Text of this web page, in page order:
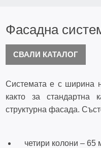
Фасадна
СВАЛИ КАТАЛОГ
Системата е с ширина
както за стандартна
структурна фасада.
четири колони –